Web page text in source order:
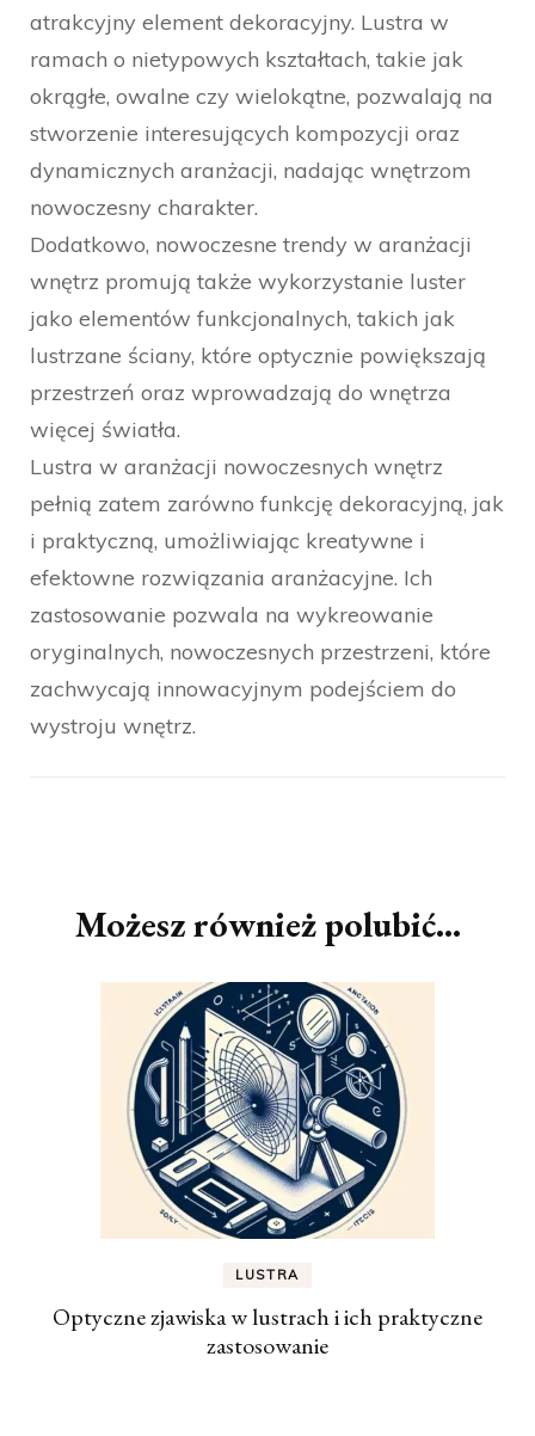
atrakcyjny element dekoracyjny. Lustra w
ramach o nietypowych kształtach, takie jak
okrągłe, owalne czy wielokątne, pozwalają na
stworzenie interesujących kompozycji oraz
dynamicznych aranżacji, nadając wnętrzom
nowoczesny charakter.
Dodatkowo, nowoczesne trendy w aranżacji
wnętrz promują także wykorzystanie luster
jako elementów funkcjonalnych, takich jak
lustrzane ściany, które optycznie powiększają
przestrzeń oraz wprowadzają do wnętrza
więcej światła.
Lustra w aranżacji nowoczesnych wnętrz
pełnią zatem zarówno funkcję dekoracyjną, jak
i praktyczną, umożliwiając kreatywne i
efektowne rozwiązania aranżacyjne. Ich
zastosowanie pozwala na wykreowanie
oryginalnych, nowoczesnych przestrzeni, które
zachwycają innowacyjnym podejściem do
wystroju wnętrz.
Możesz również polubić…
LUSTRA
Optyczne zjawiska w lustrach i ich praktyczne
zastosowanie